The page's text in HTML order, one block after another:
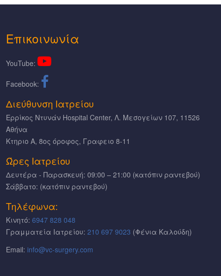
Eπικοινωνία
YouTube:
Facebook:
Διεύθυνση Ιατρείου
Ερρίκος Ντυνάν Hospital Center, Λ. Μεσογείων 107, 11526
Αθήνα
Κτηριο Α, 8ος όροφος, Γραφειο 8-11
Ώρες Ιατρείου
Δευτέρα - Παρασκευή: 09:00 – 21:00 (κατόπιν ραντεβού)
Σάββατο: (κατόπιν ραντεβού)
Τηλέφωνα:
Κινητό: 6947 828 048
Γραμματεία Ιατρείου: 210 697 9023 (Φένια Καλούδη)
Email: info@vc-surgery.com